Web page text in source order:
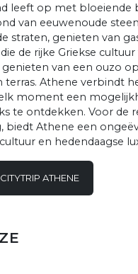
leeft op met bloeiende
van eeuwenoude
straten, genieten van
de rijke Griekse
van een ouzo
terras. Athene verbindt
moment een
te ontdekken. Voor de
biedt Athene een
en hedendaagse
ATHENE